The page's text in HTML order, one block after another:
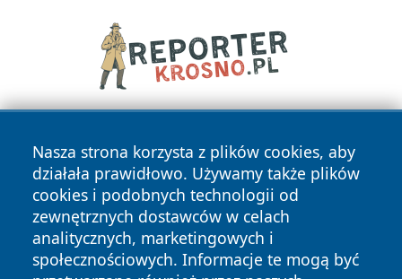
Nasza strona korzysta z plików cookies, aby
działała prawidłowo. Używamy także plików
cookies i podobnych technologii od
zewnętrznych dostawców w celach
analitycznych, marketingowych i
społecznościowych. Informacje te mogą być
Copyright © 2026 24slupsk.pl Wszystkie prawa zastrzeżone.